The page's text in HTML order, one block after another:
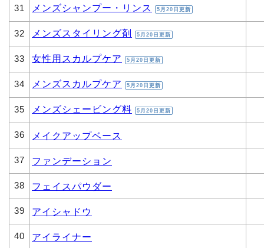
31 メンズシャンプー・リンス 5月20日更新
32 メンズスタイリング剤 5月20日更新
33 女性用スカルプケア 5月20日更新
34 メンズスカルプケア 5月20日更新
35 メンズシェービング料 5月20日更新
36 メイクアップベース
37 ファンデーション
38 フェイスパウダー
39 アイシャドウ
40 アイライナー